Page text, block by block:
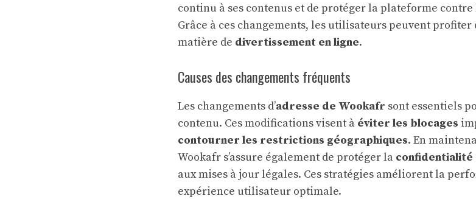
continu à ses contenus et de protéger la plateforme contre
Grâce à ces changements, les utilisateurs peuvent profiter
matière de divertissement en ligne.
Causes des changements fréquents
Les changements d’adresse de Wookafr sont essentiels
contenu. Ces modifications visent à éviter les blocages
contourner les restrictions géographiques. En
Wookafr s’assure également de protéger la confidentialité
aux mises à jour légales. Ces stratégies améliorent la
expérience utilisateur optimale.